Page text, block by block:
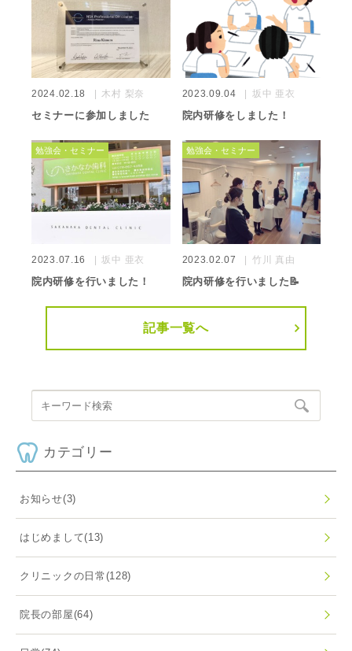
2024.02.18 木村 梨奈
セミナーに参加しました
2023.09.04 坂中 亜衣
院内研修をしました！
勉強会・セミナー
2023.07.16 坂中 亜衣
院内研修を行いました！
勉強会・セミナー
2023.02.07 竹川 真由
院内研修を行いました📝
記事一覧へ
カテゴリー
お知らせ(3)
はじめまして(13)
クリニックの日常(128)
院長の部屋(64)